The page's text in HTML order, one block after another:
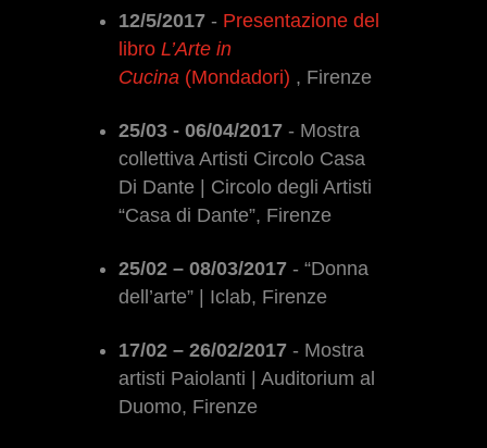
12/5/2017 - Presentazione del
libroL’Arte in
Cucina (Mondadori) , Firenze
25/03 - 06/04/2017 - Mostra
collettiva Artisti Circolo Casa
Di Dante | Circolo degli Artisti
“Casa di Dante”, Firenze
25/02 – 08/03/2017 - “Donna
dell’arte” | Iclab, Firenze
17/02 – 26/02/2017 - Mostra
artisti Paiolanti | Auditorium al
Duomo, Firenze